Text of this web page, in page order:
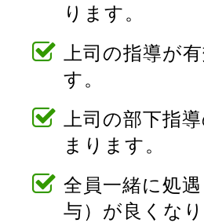
ります。
上司の指導が
す。
上司の部下指
まります。
全員一緒に処
与）が良くなり